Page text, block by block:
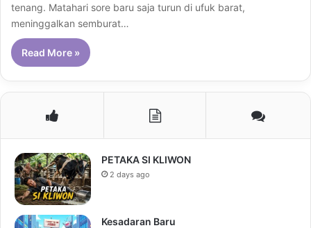
tenang. Matahari sore baru saja turun di ufuk barat,
meninggalkan semburat…
Read More »
PETAKA SI KLIWON
2 days ago
Kesadaran Baru